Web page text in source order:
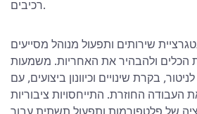
רכיבים.
שירותים ותפעול מנוהל מסייעים
ולהבהיר את האחריות. משמעות
בקרת שינויים וכיוונון ביצועים, עם
החוזרת. התייחסויות ציבוריות